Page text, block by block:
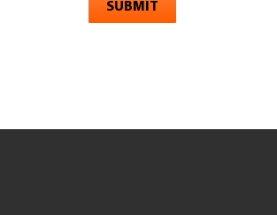
SUBMIT